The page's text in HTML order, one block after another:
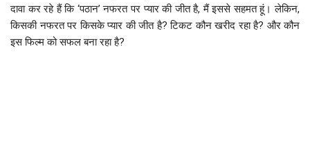
दावा कर रहे हैं कि ‘पठान’ नफरत पर प्यार की जीत है, मैं इससे सहमत हूं। लेकिन,
किसकी नफरत पर किसके प्यार की जीत है? टिकट कौन खरीद रहा है? और कौन
इस फिल्म को सफल बना रहा है?